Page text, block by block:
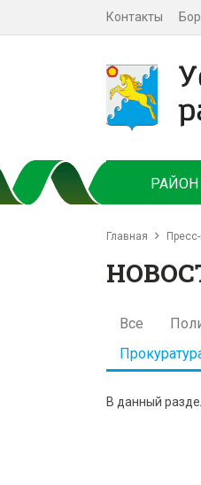
Контакты
РАЙОН
Главная
Все
В данный